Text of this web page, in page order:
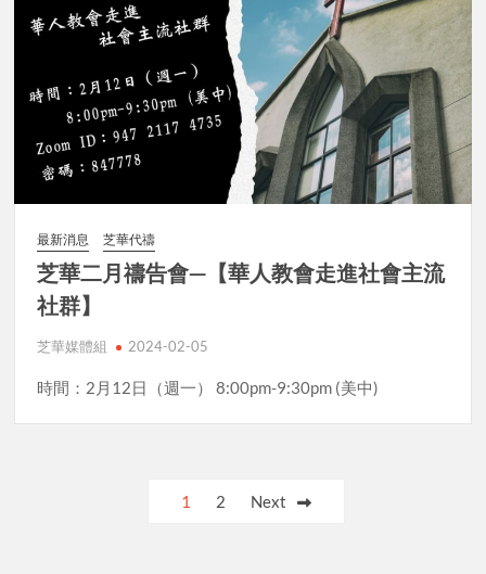
最新消息 芝華代禱
芝華二月禱告會—【華人教會走進社會主流
社群】
芝華媒體組 2024-02-05
時間：2月12日（週一） 8:00pm-9:30pm (美中)
1 2 Next